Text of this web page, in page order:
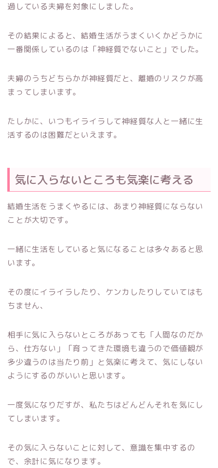
過している夫婦を対象にしました。
その結果によると、結婚生活がうまくいくかどうかに
一番関係しているのは「神経質でないこと」でした。
夫婦のうちどちらかが神経質だと、離婚のリスクが高
まってしまいます。
たしかに、いつもイライラして神経質な人と一緒に生
活するのは困難だといえます。
気に入らないところも気楽に考える
結婚生活をうまくやるには、あまり神経質にならない
ことが大切です。
一緒に生活をしていると気になることは多々あると思
います。
その度にイライラしたり、ケンカしたりしていてはも
ちません、
相手に気に入らないところがあっても「人間なのだか
ら、仕方ない」「育ってきた環境も違うので価値観が
多少違うのは当たり前」と気楽に考えて、気にしない
ようにするのがいいと思います。
一度気になりだすが、私たちはどんどんそれを気にし
てしまいます。
その気に入らないことに対して、意識を集中するの
で、余計に気になります。